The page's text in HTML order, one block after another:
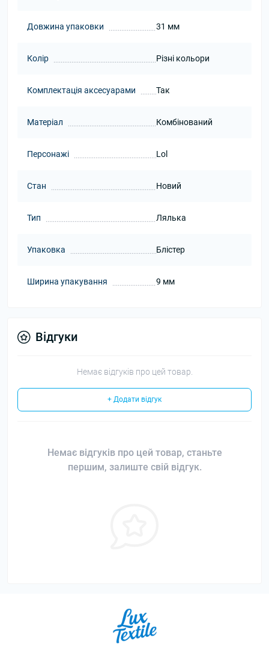
Довжина упаковки 31 мм
Колір Різні кольори
Комплектація аксесуарами Так
Матеріал Комбінований
Персонажі Lol
Стан Новий
Тип Лялька
Упаковка Блістер
Ширина упакування 9 мм
Відгуки
Немає відгуків про цей товар.
+ Додати відгук
Немає відгуків про цей товар, станьте
першим, залиште свій відгук.